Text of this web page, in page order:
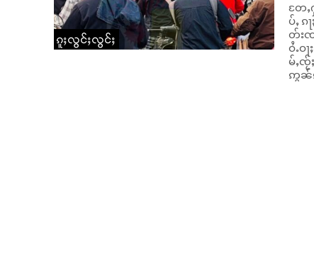
ၵူႈလွင်ႈလွင်ႈ
တႄႇ
ပ်ႇ
တ်းၸ
ဝႆႉဝႃႈၼႆ ။ ၵူၼ်းၵႃႉၶူဝ်းၵုၼ်ႇဝဵင်းၼ
မ်ႇၸႂ်
ဢွၼ်